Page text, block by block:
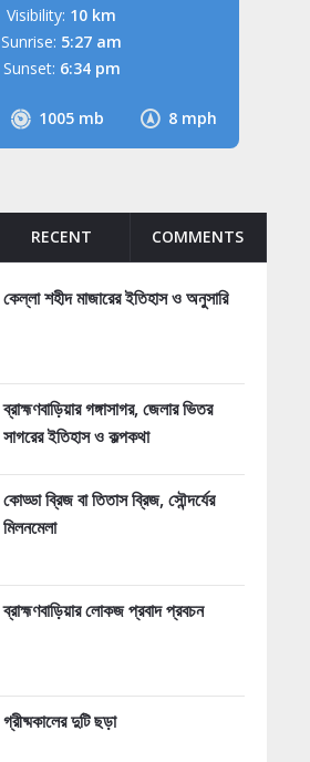
1005 mb 8 mph
Visibility: 10 km
Sunrise: 5:27 am
Sunset: 6:34 pm
RECENT COMMENTS
কেল্লা শহীদ মাজারের ইতিহাস ও অনুসারি
ব্রাহ্মণবাড়িয়ার গঙ্গাসাগর, জেলার ভিতর
সাগরের ইতিহাস ও কল্পকথা
কোড্ডা ব্রিজ বা তিতাস ব্রিজ, সৌন্দর্যের
মিলনমেলা
ব্রাহ্মণবাড়িয়ার লোকজ প্রবাদ প্রবচন
গ্রীষ্মকালের দুটি ছড়া